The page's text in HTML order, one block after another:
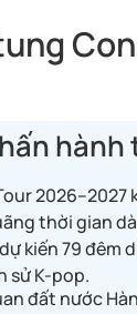
hành
thời gian
kiến 79
sử K-pop.
đất nước